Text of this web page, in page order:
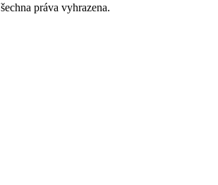
práva vyhrazena.